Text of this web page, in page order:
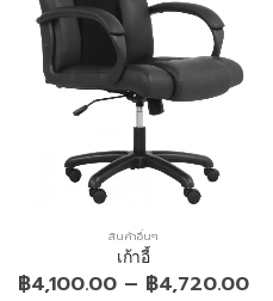
สินค้าอื่นๆ
เก้าอี้
฿4,100.00 – ฿4,720.00